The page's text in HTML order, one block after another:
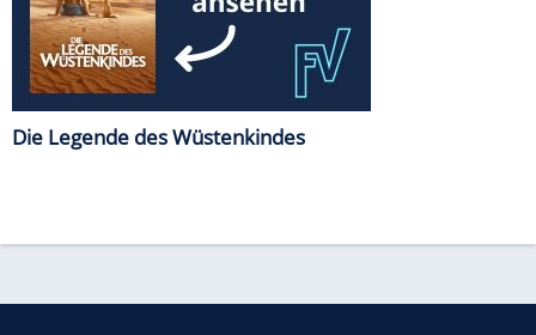
Die Legende des Wüstenkindes